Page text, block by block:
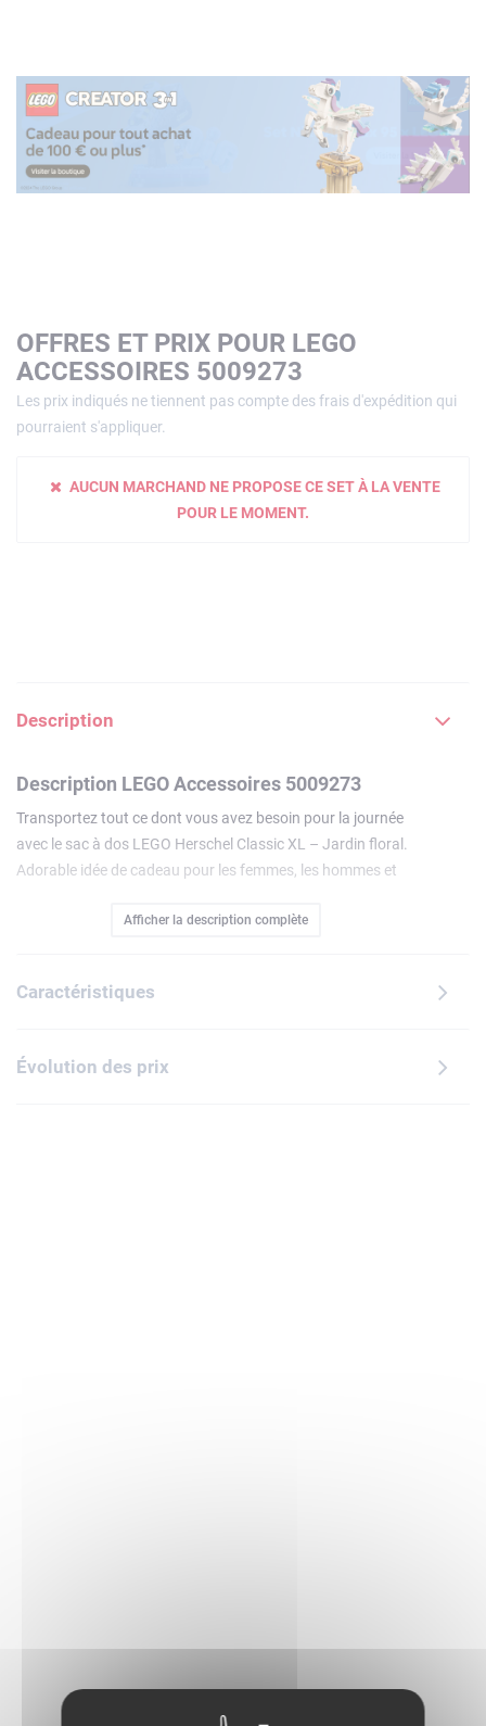
OFFRES ET PRIX POUR LEGO
ACCESSOIRES 5009273
Les prix indiqués ne tiennent pas compte des frais d'expédition qui
pourraient s'appliquer.
AUCUN MARCHAND NE PROPOSE CE SET À LA VENTE
POUR LE MOMENT.
Description
Description LEGO Accessoires 5009273
Transportez tout ce dont vous avez besoin pour la journée
avec le sac à dos LEGO Herschel Classic XL – Jardin floral.
Adorable idée de cadeau pour les femmes, les hommes et
dimensions généreuses s'orne d'un motif floral coloré
intérieure, votre boisson dans la poche à bouteille, et les
Agréable à porter, vous pouvez le soulever par la poignée, et
ses bretelles rembourrées sont réglables.
Afficher la description complète
Caractéristiques
Évolution des prix